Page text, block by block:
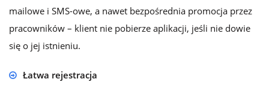
mailowe i SMS-owe, a nawet bezpośrednia promocja przez
pracowników – klient nie pobierze aplikacji, jeśli nie dowie
się o jej istnieniu.
Łatwa rejestracja